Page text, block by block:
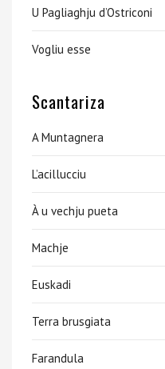
U Pagliaghju d’Ostriconi
Vogliu esse
Scantariza
A Muntagnera
L’acillucciu
À u vechju pueta
Machje
Euskadi
Terra brusgiata
Farandula